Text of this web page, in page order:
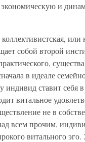
и
или
собой второй
в идеале
индивид ставит себя
витальное
не в
всем прочим,
витального эго.